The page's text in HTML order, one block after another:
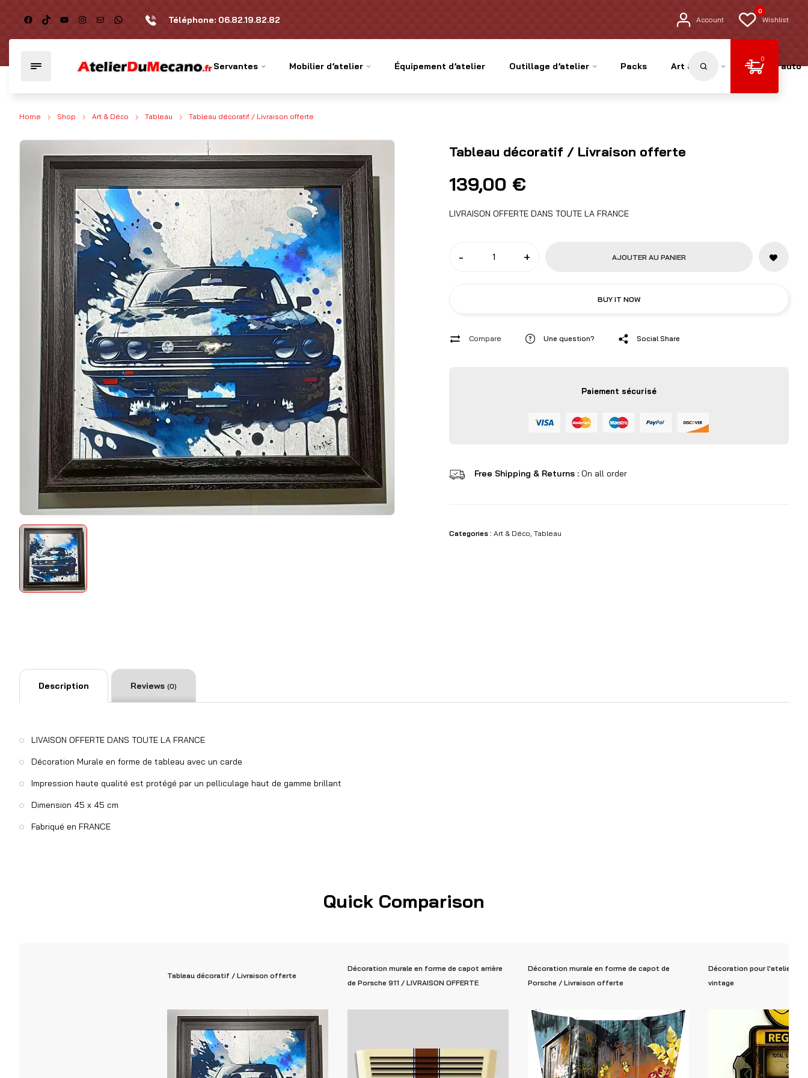
Téléphone: 06.82.19.82.82 Account
0
Wishlist
Servantes Mobilier d’atelier Équipement d’atelier Outillage d’atelier Packs Art & Déco Pièces auto
0
Home Shop Art & Déco Tableau Tableau décoratif / Livraison offerte
Tableau décoratif / Livraison offerte
139,00 €
LIVRAISON OFFERTE DANS TOUTE LA FRANCE
- + AJOUTER AU PANIER
BUY IT NOW
Compare Une question? Social Share
Paiement sécurisé
Free Shipping & Returns : On all order
Categories : Art & Déco Tableau
Description Reviews (0)
LIVAISON OFFERTE DANS TOUTE LA FRANCE
Décoration Murale en forme de tableau avec un carde
Impression haute qualité est protégé par un pelliculage haut de gamme brillant
Dimension 45 x 45 cm
Fabriqué en FRANCE
Quick Comparison
Tableau décoratif / Livraison offerte
Décoration murale en forme de capot arrière
de Porsche 911 / LIVRAISON OFFERTE
Décoration murale en forme de capot de
Porsche / Livraison offerte
Décoration pour l'atelier -
vintage